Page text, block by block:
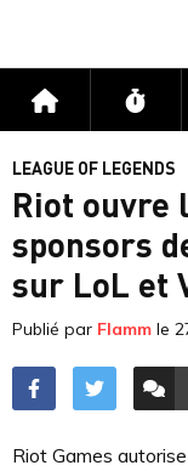
Accueil Flux
LEAGUE OF LEGENDS
Riot ouvre
sponsors
sur LoL et
Publié par Flamm le
Riot Games